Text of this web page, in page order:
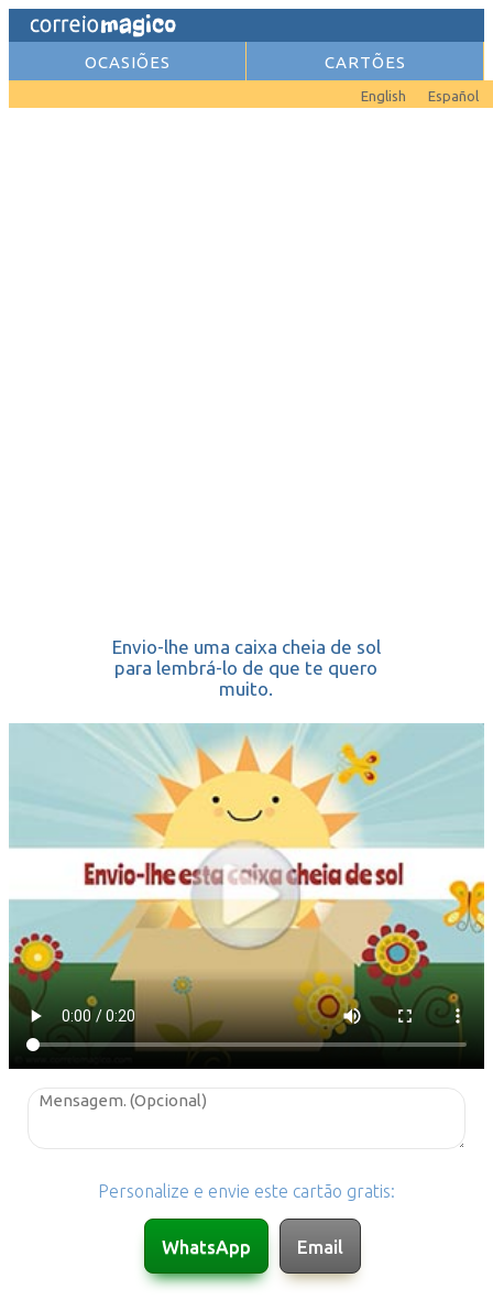
OCASIÕES CARTÕES
Español
English
Envio-lhe uma caixa cheia de sol
para lembrá-lo de que te quero
muito.
Personalize e envie este cartão gratis: